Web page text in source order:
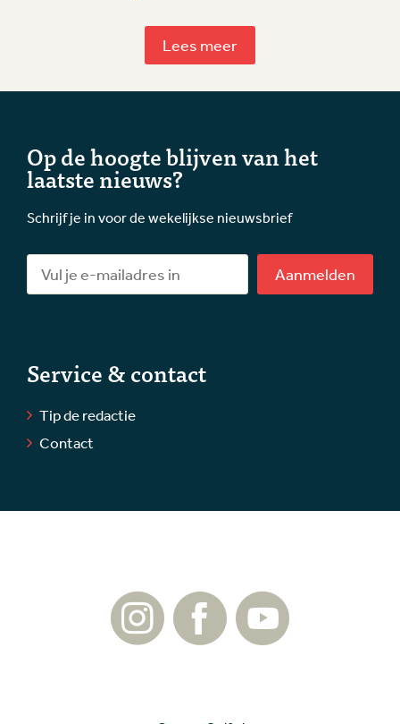
Lees meer
Op de hoogte blijven van het
laatste nieuws?
Schrijf je in voor de wekelijkse nieuwsbrief
Aanmelden
Service & contact
Tip de redactie
Contact